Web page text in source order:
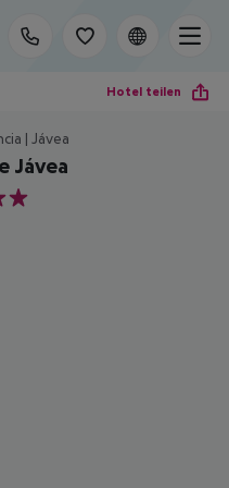
Hotel teilen
| Jávea
Jávea